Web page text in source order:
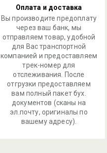
Оплата и доставка
Вы производите предоплату
через ваш банк, мы
отправляем товар, удобной
для Вас транспортной
компанией и предоставляем
трек-номер для
отслеживания. После
отгрузки предоставляем
вам полный пакет бух.
документов (сканы на
эл.почту, оригиналы по
вашему адресу).